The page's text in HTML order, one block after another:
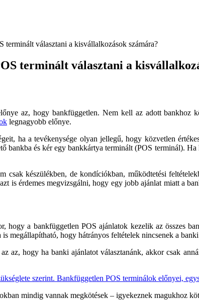
terminált választani a kisvállalkozások számára?
terminált választani a
az, hogy bankfüggetlen. Nem kell az adott
legnagyobb előnye.
ha a tevékenysége olyan jellegű, hogy közvetlen
bankba és kér egy bankkártya terminált (POS terminál).
csak készülékben, de kondíciókban, működtetési
is érdemes megvizsgálni, hogy egy jobb ajánlat miatt a
hogy a bankfüggetlen POS ajánlatok kezelik az összes
megállapítható, hogy hátrányos feltételek nincsenek a
az, hogy ha banki ajánlatot választanánk, akkor csak
mindig vannak megkötések – igyekeznek magukhoz